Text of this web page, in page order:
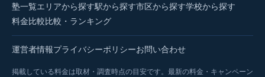
塾一覧エリアから探す駅から探す市区から探す学校から探す
料金比較比較・ランキング
運営者情報プライバシーポリシーお問い合わせ
掲載している料金は取材・調査時点の目安です。最新の料金・キャンペーン